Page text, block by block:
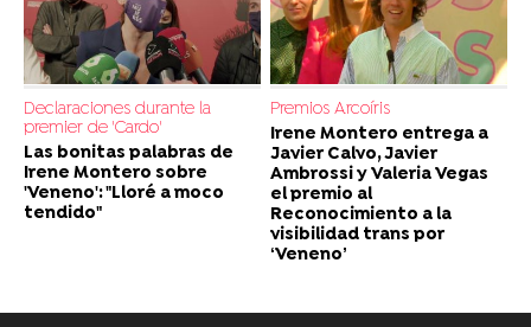
Declaraciones durante la
premier de 'Cardo'
Las bonitas palabras de
Irene Montero sobre
'Veneno': "Lloré a moco
tendido"
Premios Arcoíris
Irene Montero entrega a
Javier Calvo, Javier
Ambrossi y Valeria Vegas
el premio al
Reconocimiento a la
visibilidad trans por
‘Veneno’